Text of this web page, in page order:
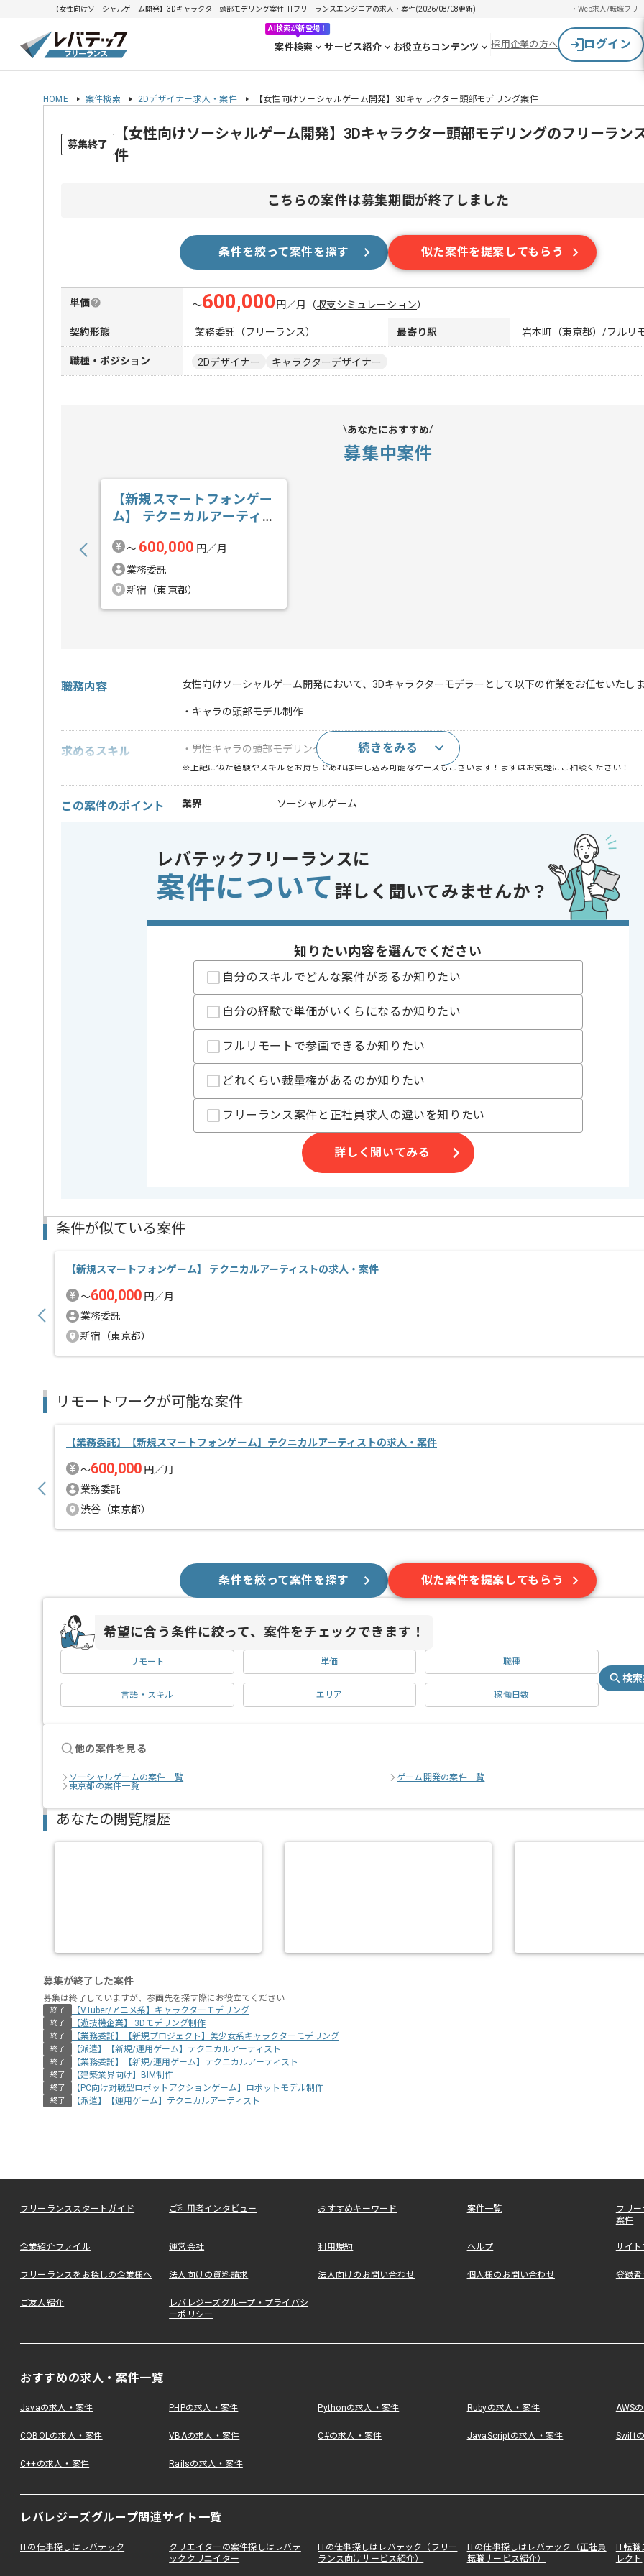
【女性向けソーシャルゲーム開発】3Dキャラクター頭部モデリング案件| ITフリーランスエンジニアの求人・案件(2026/08/08更新) IT・Web求人/転職フリ
AI検索が新登場！
案件検索 サービス紹介 お役立ちコンテンツ 採用企業の方へ ログイン
HOME 案件検索 2Dデザイナー求人・案件 【女性向けソーシャルゲーム開発】3Dキャラクター頭部モデリング案件
募集終了
【女性向けソーシャルゲーム開発】3Dキャラクター頭部モデリングのフリーラン
件
こちらの案件は募集期間が終了しました
条件を絞って案件を探す 似た案件を提案してもらう
単価 〜600,000 円／月 （収支シミュレーション）
契約形態 業務委託（フリーランス） 最寄り駅 岩本町（東京都）/フルリ
職種・ポジション 2Dデザイナー キャラクターデザイナー
あなたにおすすめ
募集中案件
【新規スマートフォンゲー
ム】 テクニカルアーティ
〜 600,000 円／月
業務委託
新宿（東京都）
職務内容 女性向けソーシャルゲーム開発において、3Dキャラクターモデラーとして以下の作業をお任せいたし
・キャラの頭部モデル制作
求めるスキル ・男性キャラの頭部モデリングの実務経験
※上記に似た経験やスキルをお持ちであれば申し込み可能なケースもございます！まずはお気軽にご相談ください！
この案件のポイント 業界
ソーシャルゲーム
20代活躍中 , 30代活躍中 , 長期プロジェクト , 研修制度・勉強会充実
精算条件
有
精算基準時間
140時間〜180時間
支払いサイト
15日
企業としても、プロジェクトとしても立ち上げ期になりますので、大きな裁量を持って作業できます。
主体的に行動できる方にマッチするかと思います。
続きをみる
レバテックフリーランスに
案件について 詳しく聞いてみませんか？
知りたい内容を選んでください
自分のスキルでどんな案件があるか知りたい
自分の経験で単価がいくらになるか知りたい
フルリモートで参画できるか知りたい
どれくらい裁量権があるのか知りたい
フリーランス案件と正社員求人の違いを知りたい
詳しく聞いてみる
条件が似ている案件
【新規スマートフォンゲーム】 テクニカルアーティストの求人・案件
〜600,000 円／月
業務委託
新宿（東京都）
リモートワークが可能な案件
【業務委託】【新規スマートフォンゲーム】テクニカルアーティストの求人・案件
〜600,000 円／月
業務委託
渋谷（東京都）
条件を絞って案件を探す 似た案件を提案してもらう
希望に合う条件に絞って、案件をチェックできます！
リモート 単価 職種
言語・スキル エリア 稼働日数
検
他の案件を見る
ソーシャルゲームの案件一覧
ゲーム開発の案件一覧
東京都の案件一覧
あなたの閲覧履歴
募集が終了した案件
募集は終了していますが、参画先を探す際にお役立てください
終了 【VTuber/アニメ系】キャラクターモデリング
終了 【遊技機企業】 3Dモデリング制作
終了 【業務委託】【新規プロジェクト】美少女系キャラクターモデリング
終了 【派遣】【新規/運用ゲーム】テクニカルアーティスト
終了 【業務委託】【新規/運用ゲーム】テクニカルアーティスト
終了 【建築業界向け】BIM制作
終了 【PC向け対戦型ロボットアクションゲーム】ロボットモデル制作
終了 【派遣】【運用ゲーム】テクニカルアーティスト
フリーランススタートガイド ご利用者インタビュー おすすめキーワード 案件一覧
フリ
案件
企業紹介ファイル 運営会社 利用規約 ヘルプ サイ
フリーランスをお探しの企業様へ 法人向けの資料請求 法人向けのお問い合わせ 個人様のお問い合わせ 登録
ご友人紹介
レバレジーズグループ・プライバシ
ーポリシー
おすすめの求人・案件一覧
Javaの求人・案件 PHPの求人・案件 Pythonの求人・案件 Rubyの求人・案件 AWS
COBOLの求人・案件 VBAの求人・案件 C#の求人・案件 JavaScriptの求人・案件 Swift
C++の求人・案件 Railsの求人・案件
レバレジーズグループ関連サイト一覧
ITの仕事探しはレバテック
クリエイターの案件探しはレバテ
ッククリエイター
ITの仕事探しはレバテック（フリー
ランス向けサービス紹介）
ITの仕事探しはレバテック（正社員
転職サービス紹介）
IT転
レクト